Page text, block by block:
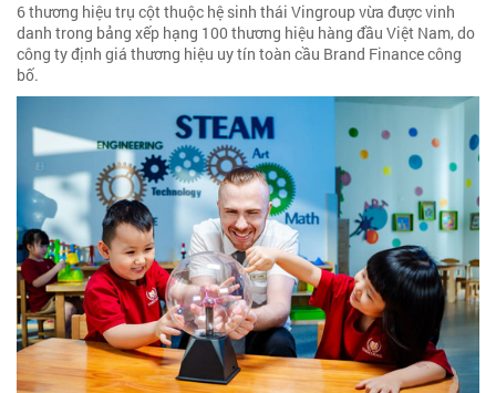
6 thương hiệu trụ cột thuộc hệ sinh thái Vingroup vừa được vinh
danh trong bảng xếp hạng 100 thương hiệu hàng đầu Việt Nam, do
công ty định giá thương hiệu uy tín toàn cầu Brand Finance công
bố.